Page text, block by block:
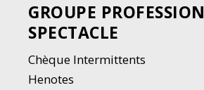
GROUPE PROFESSION
SPECTACLE
Chèque Intermittents
Henotes